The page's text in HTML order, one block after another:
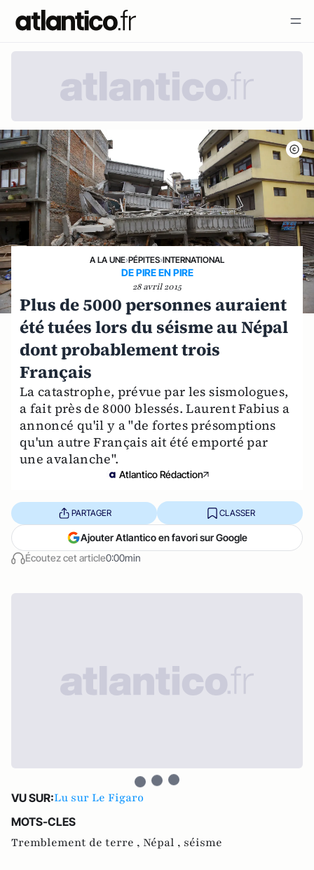
A LA UNE›PÉPITES›INTERNATIONAL
DE PIRE EN PIRE
28 avril 2015
Plus de 5000 personnes auraient
été tuées lors du séisme au Népal
dont probablement trois
Français
La catastrophe, prévue par les sismologues,
a fait près de 8000 blessés. Laurent Fabius a
annoncé qu'il y a "de fortes présomptions
qu'un autre Français ait été emporté par
une avalanche".
Atlantico Rédaction
Écoutez cet article0:00min
PARTAGER CLASSER
Ajouter Atlantico en favori sur Google
VU SUR:Lu sur Le Figaro
MOTS-CLES
Tremblement de terre , Népal , séisme